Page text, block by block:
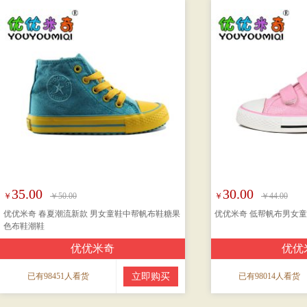
￥ 35.00
￥50.00
优优米奇 春夏潮流新款 男女童鞋中帮帆布鞋糖果
色布鞋潮鞋
优优米奇
已有98451人看货 立即购买
￥ 30.00
￥44.00
优优米奇 低帮帆布男女
优优
已有98014人看货